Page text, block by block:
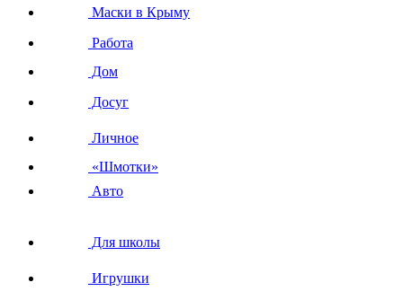
Маски в Крыму
Работа
Дом
Досуг
Личное
«Шмотки»
Авто
Для школы
Игрушки